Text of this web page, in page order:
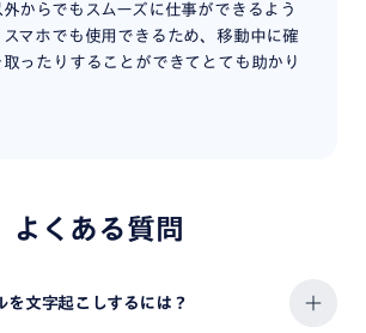
からでもスムーズに仕事ができるよう
マホでも使用できるため、移動中に確
ったりすることができてとても助かり
よくある質問
を文字起こしするには？